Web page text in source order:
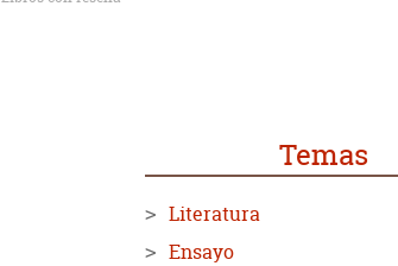
Temas
Literatura
Ensayo